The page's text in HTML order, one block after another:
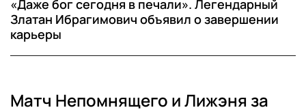
«Даже бог сегодня в печали». Легендарный
Златан Ибрагимович объявил о завершении
карьеры
Матч Непомнящего и Лижэня за